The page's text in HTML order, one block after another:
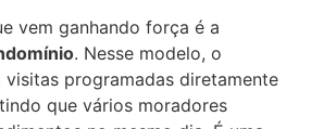
vem ganhando força é a
. Nesse modelo, o
programadas diretamente
que vários moradores